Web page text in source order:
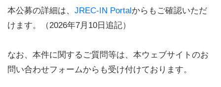
本公募の詳細は、 JREC-IN Portalからもご確認いただ
けます。（2026年7月10日追記）
なお、本件に関するご質問等は、本ウェブサイトのお
問い合わせフォームからも受け付けております。